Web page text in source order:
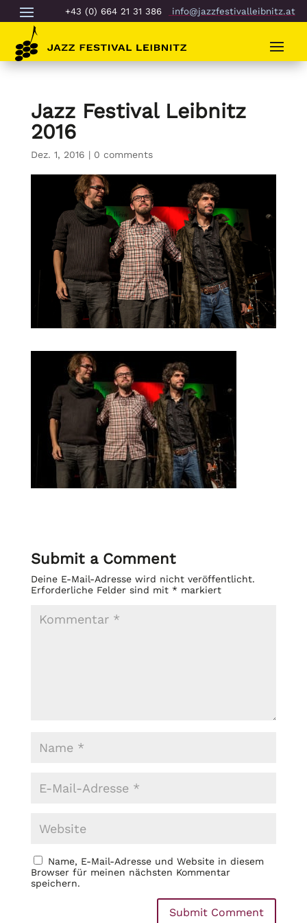
+43 (0) 664 21 31 386 info@jazzfestivalleibnitz.at
Jazz Festival Leibnitz
2016
Dez. 1, 2016 | 0 comments
Submit a Comment
Deine E-Mail-Adresse wird nicht veröffentlicht.
Erforderliche Felder sind mit *markiert
Name, E-Mail-Adresse und Website in diesem
Browser für meinen nächsten Kommentar
speichern.